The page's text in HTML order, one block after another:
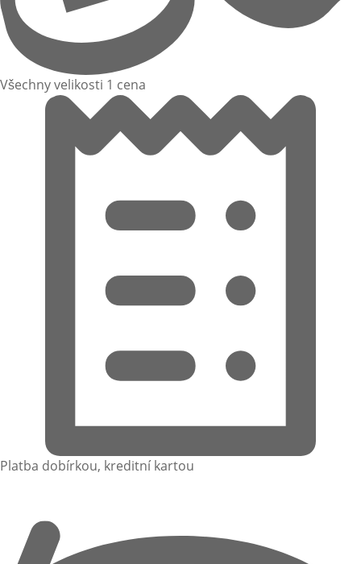
Všechny velikosti 1 cena
Platba dobírkou, kreditní kartou